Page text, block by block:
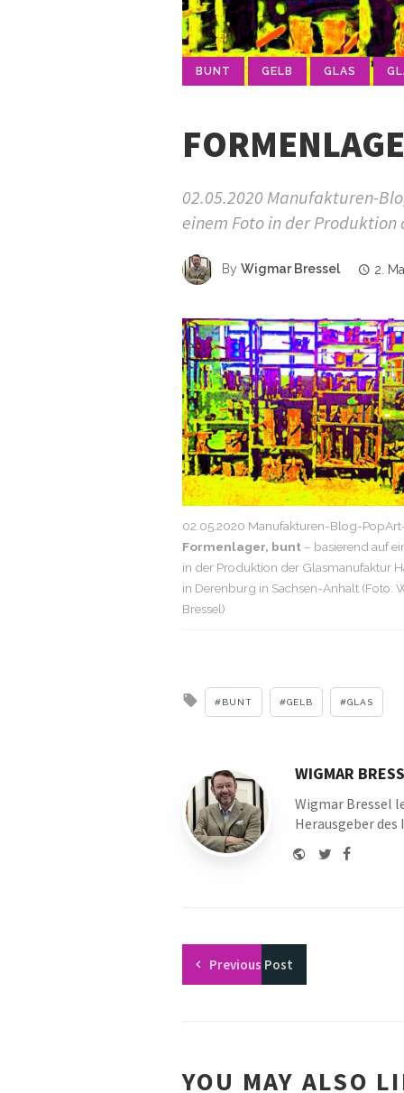
BUNT GELB GLAS
02.05.2020 Manufakturen-
einem Foto in der
By Wigmar Bressel 2.
02.05.2020 Manufakturen-Blog-
Formenlager, bunt – basierend auf
in der Produktion der Glasmanufaktur
in Derenburg in Sachsen-Anhalt (Foto:
Bressel)
Tagged
BUNT GELB GLAS
WIGMAR
Wigmar Bressel
Herausgeber
Website
Twitter
Previous Post
YOU MAY ALSO